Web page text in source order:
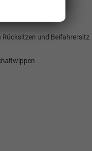
Rücksitzen und Beifahrersitz